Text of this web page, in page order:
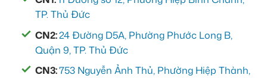
TP. Thủ Đức
CN2:24 Đường D5A, Phường Phước Long B,
Quận 9, TP. Thủ Đức
CN3:753 Nguyễn Ảnh Thủ, Phường Hiệp Thành,